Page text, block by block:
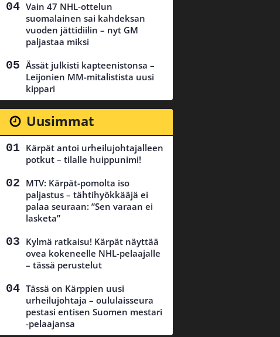
Vain 47 NHL-ottelun
suomalainen sai kahdeksan
vuoden jättidiilin – nyt GM
paljastaa miksi
Ässät julkisti kapteenistonsa –
Leijonien MM-mitalistista uusi
kippari
Uusimmat
Kärpät antoi urheilujohtajalleen
potkut – tilalle huippunimi!
MTV: Kärpät-pomolta iso
paljastus – tähtihyökkääjä ei
palaa seuraan: ”Sen varaan ei
lasketa”
Kylmä ratkaisu! Kärpät näyttää
ovea kokeneelle NHL-pelaajalle
– tässä perustelut
Tässä on Kärppien uusi
urheilujohtaja – oululaisseura
pestasi entisen Suomen mestari
-pelaajansa